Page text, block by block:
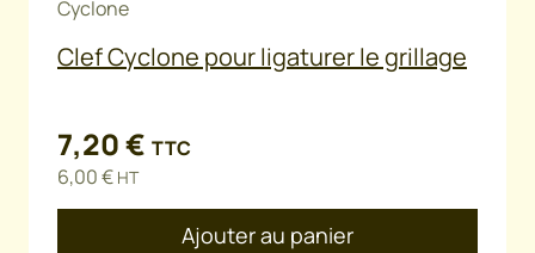
Cyclone
Clef Cyclone pour ligaturer le grillage
7,20€ TTC
6,00€ HT
Ajouter au panier